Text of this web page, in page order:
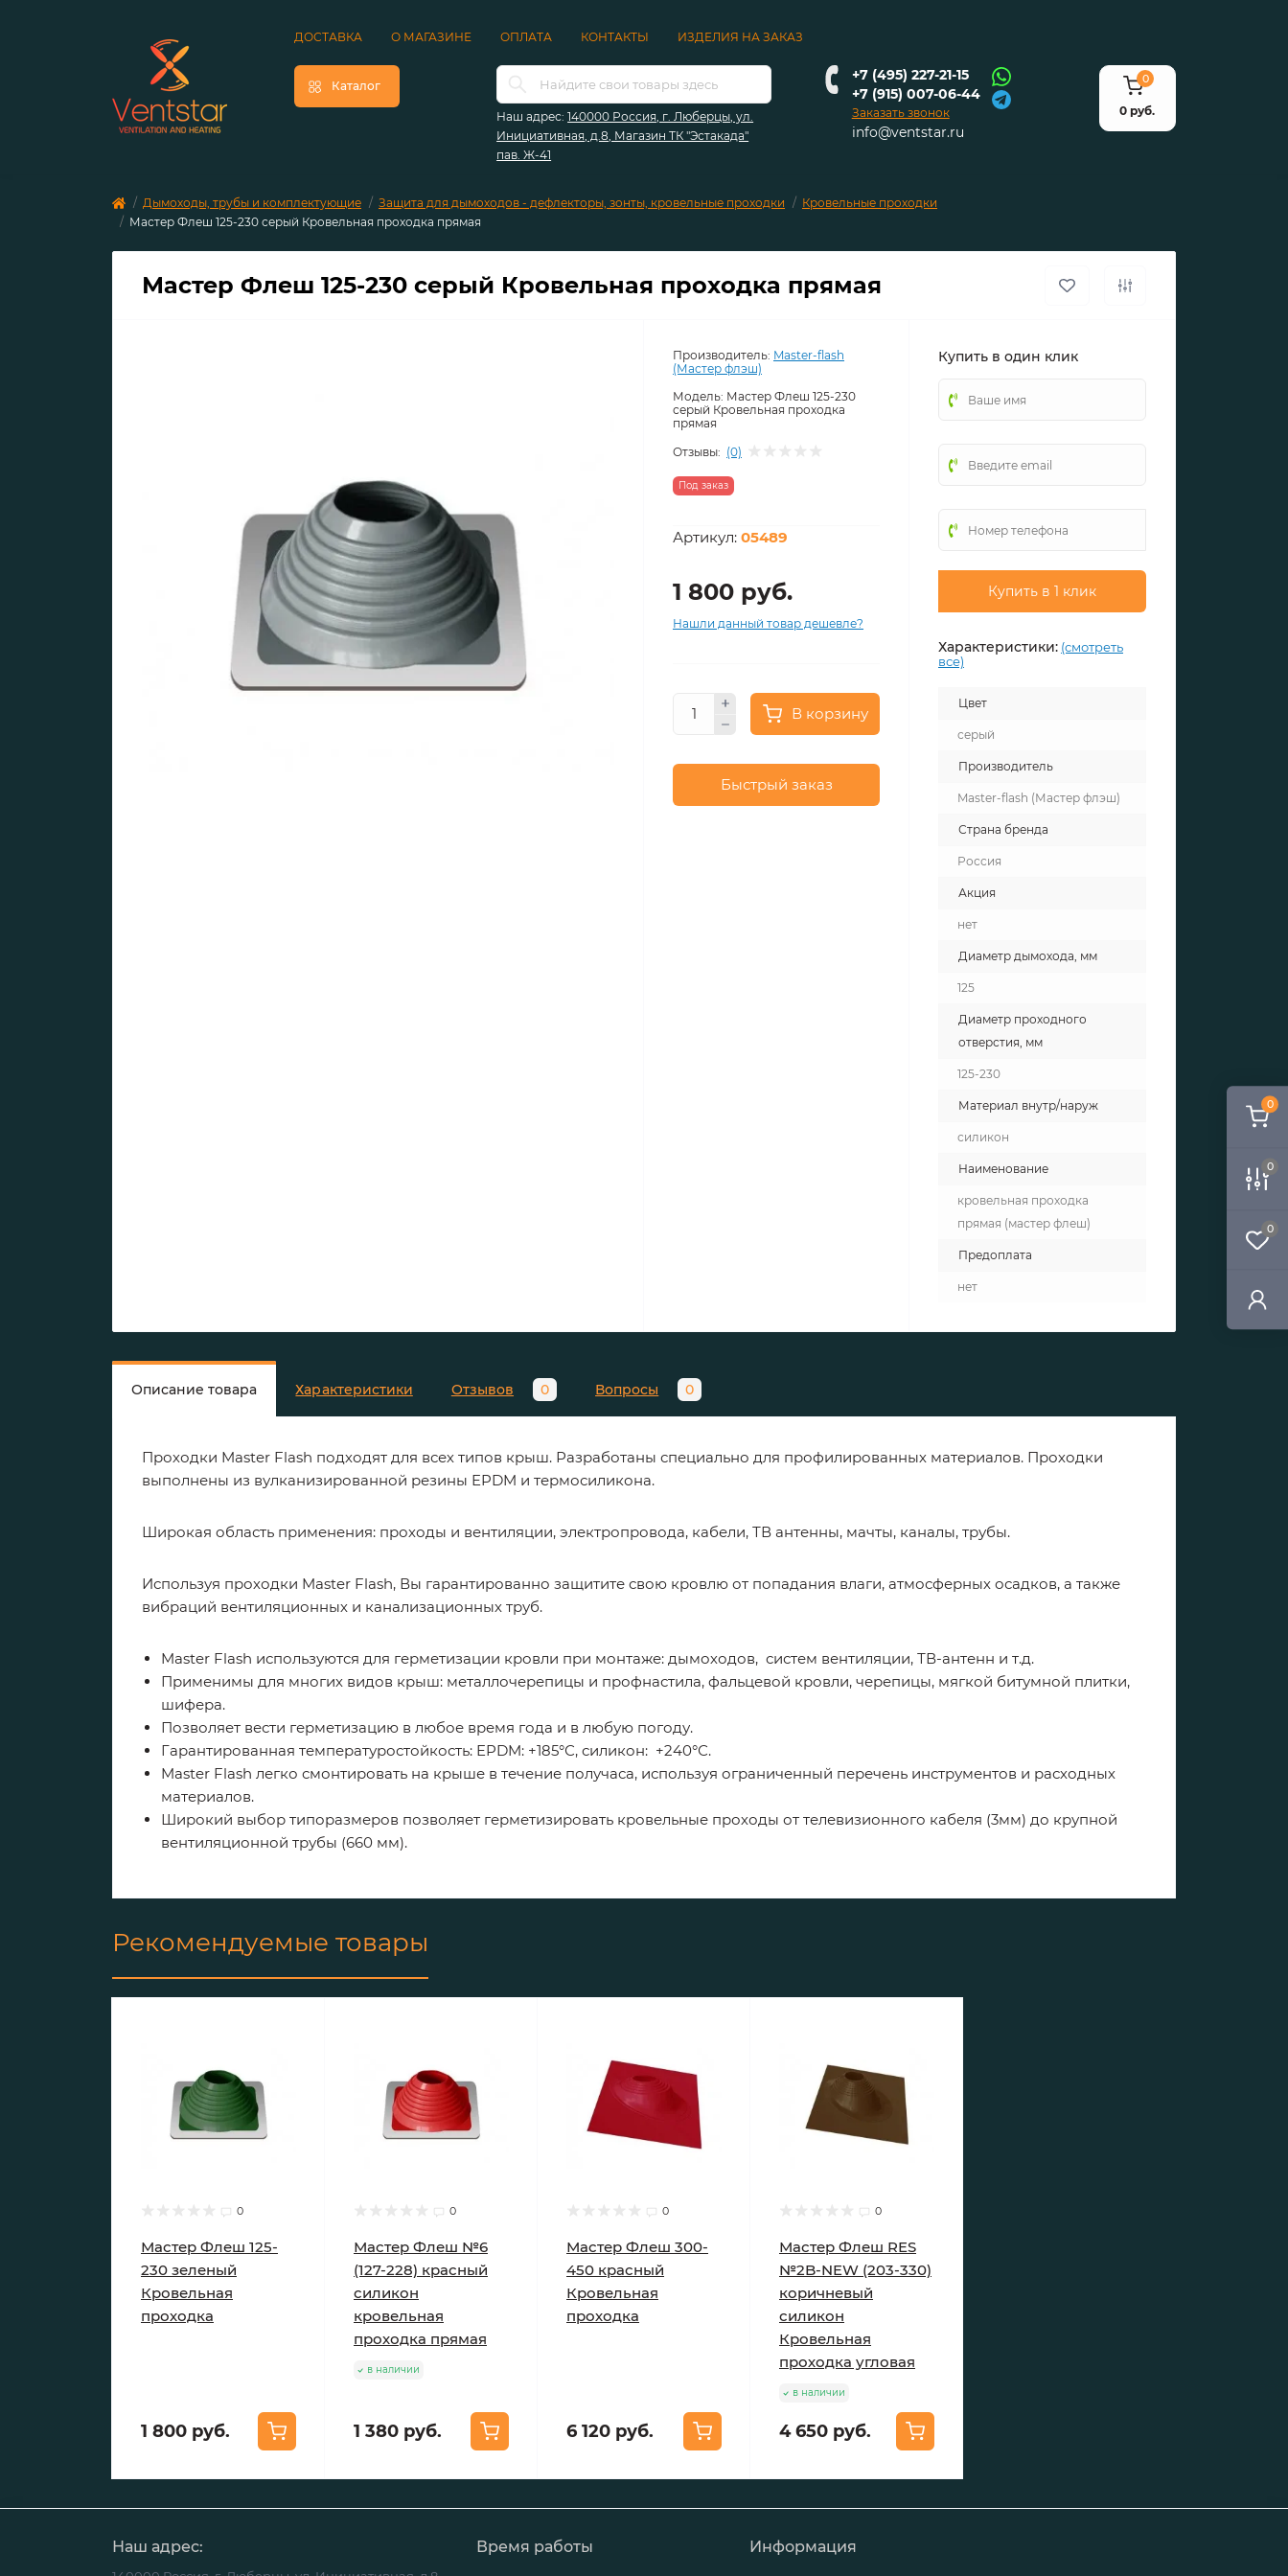
0
0
0
ДОСТАВКА О МАГАЗИНЕ ОПЛАТА КОНТАКТЫ ИЗДЕЛИЯ НА ЗАКАЗ
Каталог
Наш адрес: 140000 Россия, г. Люберцы, ул.
Инициативная, д.8, Магазин ТК "Эстакада"
пав. Ж-41
+7 (495) 227-21-15
+7 (915) 007-06-44
Заказать звонок
info@ventstar.ru
0
0 руб.
Дымоходы, трубы и комплектующие Защита для дымоходов - дефлекторы, зонты, кровельные проходки
Кровельные проходки
Мастер Флеш 125-230 серый Кровельная проходка прямая
Мастер Флеш 125-230 серый Кровельная проходка прямая
Производитель: Master-flash
(Мастер флэш)
Модель: Мастер Флеш 125-230
серый Кровельная проходка
прямая
Отзывы: (0)
Под заказ
Артикул: 05489
1 800 руб.
Нашли данный товар дешевле?
В корзину
Быстрый заказ
Купить в один клик
Купить в 1 клик
Характеристики: (смотреть
все)
Цвет
серый
Производитель
Master-flash (Мастер флэш)
Страна бренда
Россия
Акция
нет
Диаметр дымохода, мм
125
Диаметр проходного
отверстия, мм
125-230
Материал внутр/наруж
силикон
Наименование
кровельная проходка
прямая (мастер флеш)
Предоплата
нет
Описание товара Характеристики Отзывов 0 Вопросы 0
Проходки Master Flash подходят для всех типов крыш. Разработаны специально для профилированных материалов. Проходки
выполнены из вулканизированной резины EPDM и термосиликона.
Широкая область применения: проходы и вентиляции, электропровода, кабели, ТВ антенны, мачты, каналы, трубы.
Используя проходки Master Flash, Вы гарантированно защитите свою кровлю от попадания влаги, атмосферных осадков, а также
вибраций вентиляционных и канализационных труб.
Master Flash используются для герметизации кровли при монтаже: дымоходов, систем вентиляции, ТВ-антенн и т.д.
Применимы для многих видов крыш: металлочерепицы и профнастила, фальцевой кровли, черепицы, мягкой битумной плитки,
шифера.
Позволяет вести герметизацию в любое время года и в любую погоду.
Гарантированная температуростойкость: EPDM: +185°С, силикон: +240°С.
Master Flash легко смонтировать на крыше в течение получаса, используя ограниченный перечень инструментов и расходных
материалов.
Широкий выбор типоразмеров позволяет герметизировать кровельные проходы от телевизионного кабеля (3мм) до крупной
вентиляционной трубы (660 мм).
Рекомендуемые товары
0
Мастер Флеш 125-
230 зеленый
Кровельная
проходка
1 800 руб.
0
Мастер Флеш №6
(127-228) красный
силикон
кровельная
проходка прямая
в наличии
1 380 руб.
0
Мастер Флеш 300-
450 красный
Кровельная
проходка
6 120 руб.
0
Мастер Флеш RES
№2B-NEW (203-330)
коричневый
силикон
Кровельная
проходка угловая
в наличии
4 650 руб.
Наш адрес: Время работы Информация